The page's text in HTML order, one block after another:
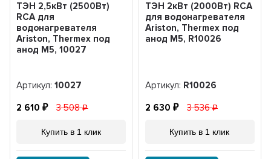
ТЭН 2,5кВт (2500Вт)
RCA для
водонагревателя
Ariston, Thermex под
анод М5, 10027
Артикул:10027
2 610 3 508
Купить в 1 клик
ТЭН 2кВт (2000Вт) RCA
для водонагревателя
Ariston, Thermex под
анод М5, R10026
Артикул: R10026
2 630 3 536
Купить в 1 клик